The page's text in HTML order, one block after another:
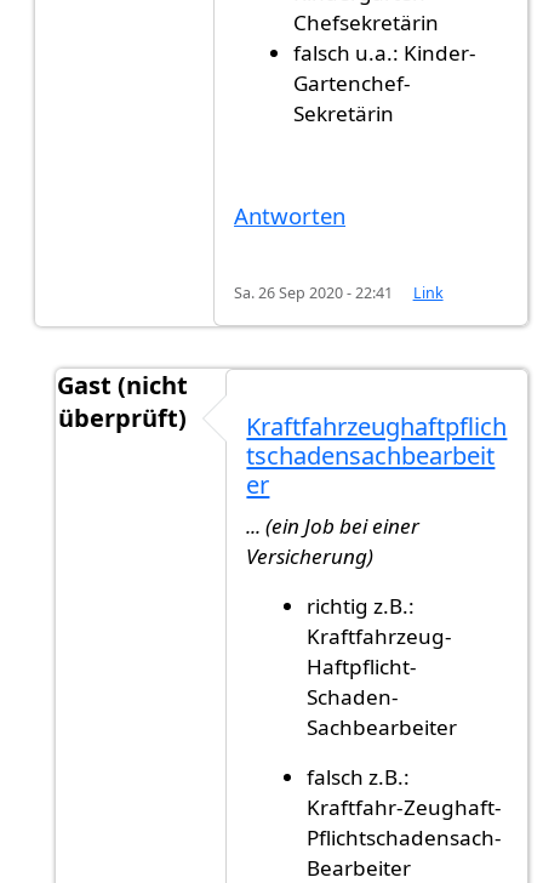
Chefsekretärin
falsch u.a.: Kinder-
Gartenchef-
Sekretärin
Antworten
Sa. 26 Sep 2020 - 22:41 Link
Gast (nicht
überprüft)
Weitere BeispielevonGast (nicht
Kraftfahrzeughaftpflich
tschadensachbearbeit
er
... (ein Job bei einer
Versicherung)
richtig z.B.:
Kraftfahrzeug-
Haftpflicht-
Schaden-
Sachbearbeiter
falsch z.B.:
Kraftfahr-Zeughaft-
Pflichtschadensach-
Bearbeiter